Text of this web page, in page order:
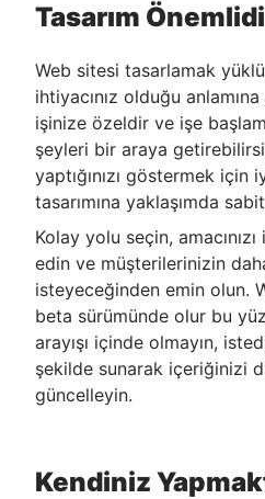
Tasarım
Web sitesi tasarlamak
ihtiyacınız olduğu
işinize özeldir ve işe
şeyleri bir araya
yaptığınızı göstermek için
tasarımına yaklaşımda
Kolay yolu seçin,
edin ve müşterilerinizin
isteyeceğinden emin olun.
beta sürümünde olur bu
arayışı içinde olmayın,
şekilde sunarak içeriğinizi
güncelleyin.
Kendiniz